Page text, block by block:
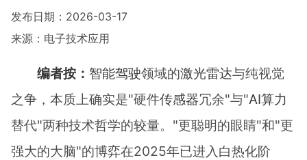
发布日期：2026-03-17
来源：电子技术应用
编者按： 智能驾驶领域的激光雷达与纯视觉
之争，本质上确实是"硬件传感器冗余"与"AI算力
替代"两种技术哲学的较量。"更聪明的眼睛"和"更
强大的大脑"的博弈在2025年已进入白热化阶